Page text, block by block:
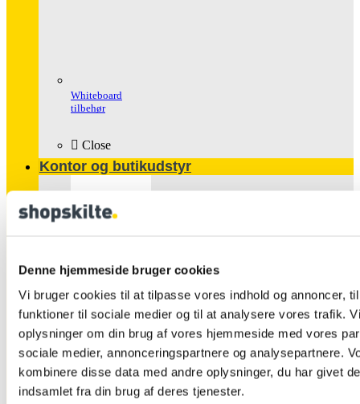
Denne hjemmeside bruger cookies
Vi bruger cookies til at tilpasse vores indhold og annoncer,
funktioner til sociale medier og til at analysere vores trafik.
oplysninger om din brug af vores hjemmeside med vores
sociale medier, annonceringspartnere og analysepartnere.
kombinere disse data med andre oplysninger, du har givet
indsamlet fra din brug af deres tjenester.
Whiteboard
tilbehør
Close
Kontor og butikudstyr
produkter
Og Tv Stand
Infoskilte
Kontorartikler
Se Alt
Kontor/butikudstyr